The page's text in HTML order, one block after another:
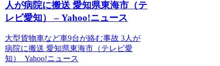
人が病院に搬送 愛知県東海市（テ
レビ愛知） – Yahoo!ニュース
大型貨物車など車9台が絡む事故 3人が
病院に搬送 愛知県東海市（テレビ愛
知） Yahoo!ニュース